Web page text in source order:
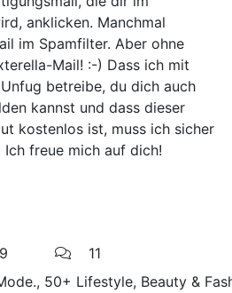
anklicken. Manchmal
im Spamfilter. Aber ohne
Mail! :-) Dass ich mit
betreibe, du dich auch
kannst und dass dieser
kostenlos ist, muss ich sicher
freue mich auf dich!
11
50+ Lifestyle, Beauty &